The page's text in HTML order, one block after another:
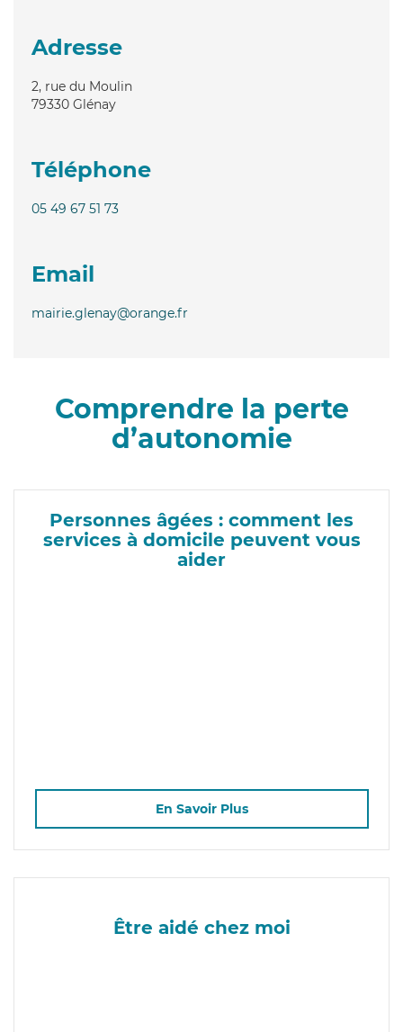
Adresse
2, rue du Moulin
79330 Glénay
Téléphone
05 49 67 51 73
Email
mairie.glenay@orange.fr
Comprendre la perte
d’autonomie
Personnes âgées : comment les
services à domicile peuvent vous
aider
En Savoir Plus
Être aidé chez moi